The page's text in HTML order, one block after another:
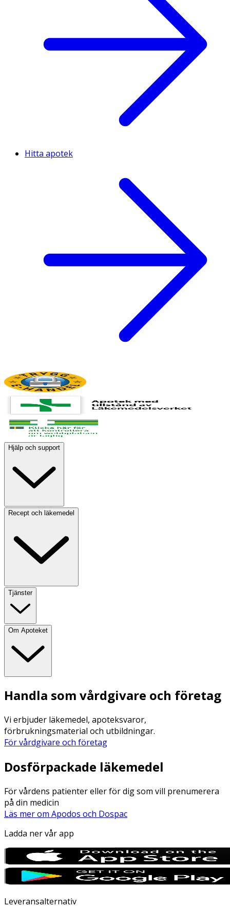
Hitta apotek
Hjälp och support
Recept och läkemedel
Tjänster
Om Apoteket
Handla som vårdgivare och företag
Vi erbjuder läkemedel, apoteksvaror,
förbrukningsmaterial och utbildningar.
För vårdgivare och företag
Dosförpackade läkemedel
För vårdens patienter eller för dig som vill prenumerera
på din medicin
Läs mer om Apodos och Dospac
Ladda ner vår app
Leveransalternativ